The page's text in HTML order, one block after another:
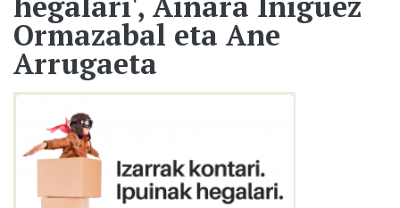
Ormazabal eta Ane
Arrugaeta